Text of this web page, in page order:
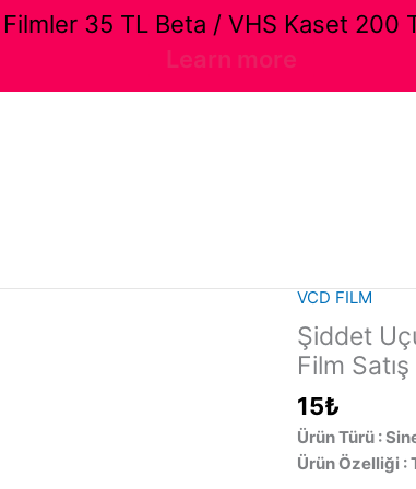
VCD FILM
Şiddet
Film Satış
15₺
Ürün Türü :
Ürün Özelliği :
35 TL Beta / VHS Kaset 200
Learn more